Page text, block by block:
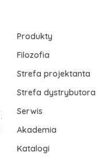
Produkty
Filozofia
Strefa projektanta
Strefa dystrybutora
Serwis
Akademia
Katalogi